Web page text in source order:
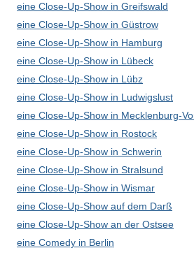
eine Close-Up-Show in Greifswald
eine Close-Up-Show in Güstrow
eine Close-Up-Show in Hamburg
eine Close-Up-Show in Lübeck
eine Close-Up-Show in Lübz
eine Close-Up-Show in Ludwigslust
eine Close-Up-Show in Mecklenburg-
eine Close-Up-Show in Rostock
eine Close-Up-Show in Schwerin
eine Close-Up-Show in Stralsund
eine Close-Up-Show in Wismar
eine Close-Up-Show auf dem Darß
eine Close-Up-Show an der Ostsee
eine Comedy in Berlin